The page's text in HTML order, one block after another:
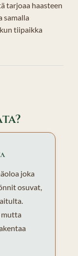
tarjoaa haasteen
samalla
tiipaikka
joka
osuvat,
mutta